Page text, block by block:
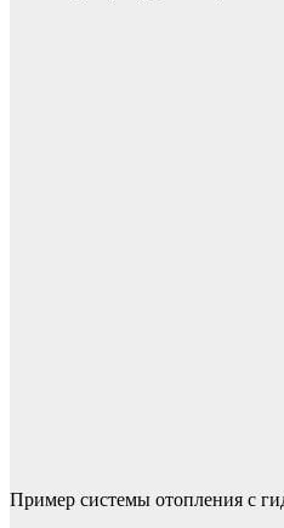
Пример системы отопления с